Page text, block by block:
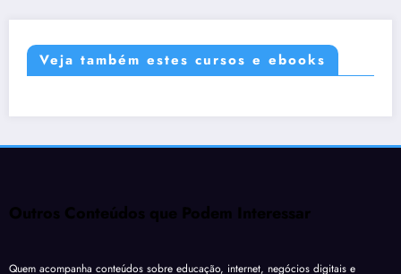
Veja também estes cursos e ebooks
Outros Conteúdos que Podem Interessar
Quem acompanha conteúdos sobre educação, internet, negócios digitais e